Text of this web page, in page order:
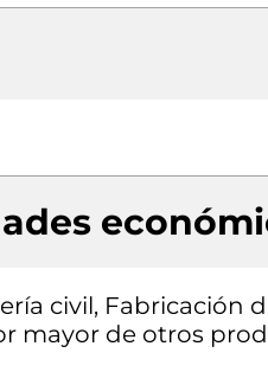
civil, Fabricación
mayor de otros